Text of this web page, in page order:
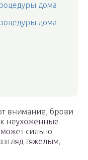
дома
дома
внимание, брови
неухоженные
сильно
тяжелым,